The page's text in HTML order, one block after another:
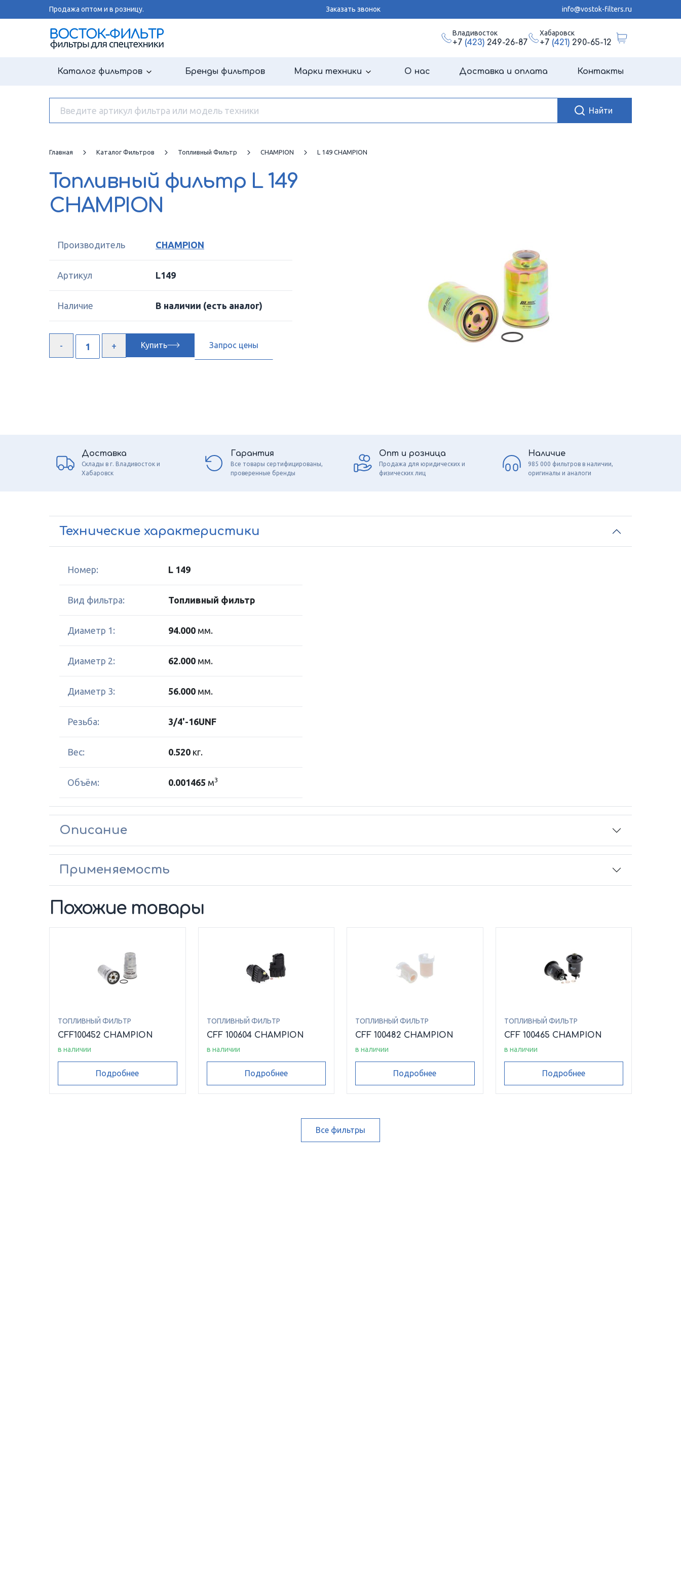
Продажа оптом и в розницу. Заказать звонок info@vostok-filters.ru
Владивосток
+7 (423)249-26-87
Хабаровск
+7 (421)290-65-12
Каталог фильтров Бренды фильтров Марки техники О нас Доставка и оплата Контакты
Главная Каталог Фильтров Топливный Фильтр CHAMPION L 149 CHAMPION
Топливный фильтр L 149
CHAMPION
Производитель CHAMPION
Артикул L149
Наличие В наличии (есть аналог)
Купить Запрос цены
Доставка
Склады в г. Владивосток и
Хабаровск
Гарантия
Все товары сертифицированы,
проверенные бренды
Опт и розница
Продажа для юридических и
физических лиц
Наличие
985 000 фильтров в наличии,
оригиналы и аналоги
Технические характеристики
Номер: L 149
Вид фильтра: Топливный фильтр
Диаметр 1: 94.000 мм.
Диаметр 2: 62.000 мм.
Диаметр 3: 56.000 мм.
Резьба: 3/4'-16UNF
Вес: 0.520 кг.
Объём: 0.001465 м3
Описание
Применяемость
Похожие товары
ТОПЛИВНЫЙ ФИЛЬТР
CFF100452 CHAMPION
в наличии
Подробнее
ТОПЛИВНЫЙ ФИЛЬТР
CFF 100604 CHAMPION
в наличии
Подробнее
ТОПЛИВНЫЙ ФИЛЬТР
CFF 100482 CHAMPION
в наличии
Подробнее
ТОПЛИВНЫЙ ФИЛЬТР
CFF 100465 CHAMPION
в наличии
Подробнее
Все фильтры